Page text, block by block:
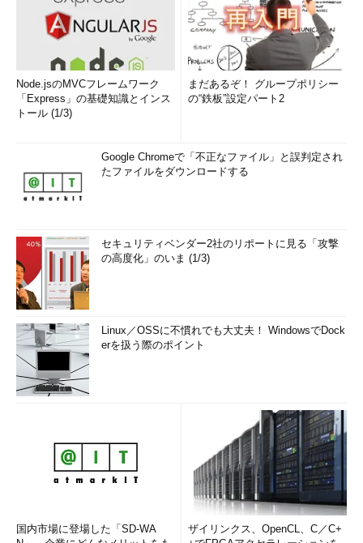
Node.jsのMVCフレームワーク
「Express」の基礎知識とインス
トール (1/3)
まだあるぞ！ グループポリシー
の“鉄板”設定パート2
Google Chromeで「不正なファイル」と誤判定され
たファイルをダウンロードする
セキュリティベンダー2社のリポートに見る「攻撃
の高度化」のいま (1/3)
Linux／OSSに不慣れでも大丈夫！ WindowsでDock
erを扱う際のポイント
国内市場に登場した「SD-WA
ザイリンクス、OpenCL、C／C+